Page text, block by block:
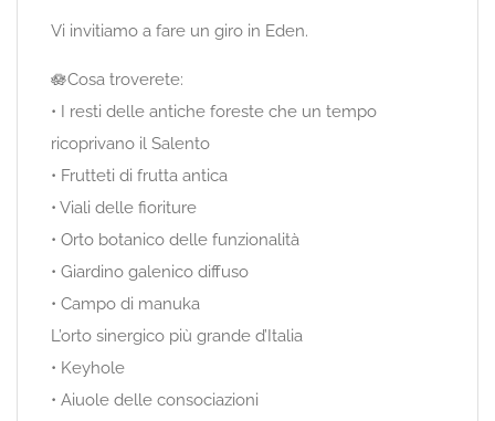
Vi invitiamo a fare un giro in Eden.
🪷Cosa troverete:
• I resti delle antiche foreste che un tempo
ricoprivano il Salento
• Frutteti di frutta antica
• Viali delle fioriture
• Orto botanico delle funzionalità
• Giardino galenico diffuso
• Campo di manuka
L’orto sinergico più grande d’Italia
• Keyhole
• Aiuole delle consociazioni